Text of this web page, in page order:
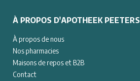
À PROPOS D'APOTHEEK PEETERS
À propos de nous
Nos pharmacies
Maisons de repos et B2B
Contact